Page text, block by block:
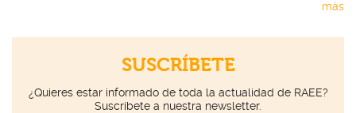
más
SUSCRÍBETE
¿Quieres estar informado de toda la actualidad de RAEE?
Suscríbete a nuestra newsletter.